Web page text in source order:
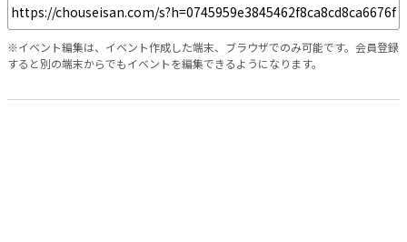
※イベント編集は、イベント作成した端末、ブラウザでのみ可能です。会員登録
すると別の端末からでもイベントを編集できるようになります。